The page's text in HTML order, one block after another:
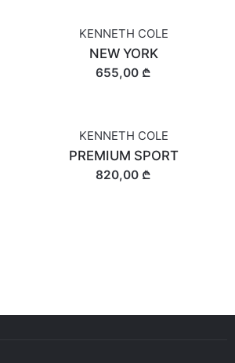
KENNETH COLE
NEW YORK
655,00 ₾
KENNETH COLE
PREMIUM SPORT
820,00 ₾